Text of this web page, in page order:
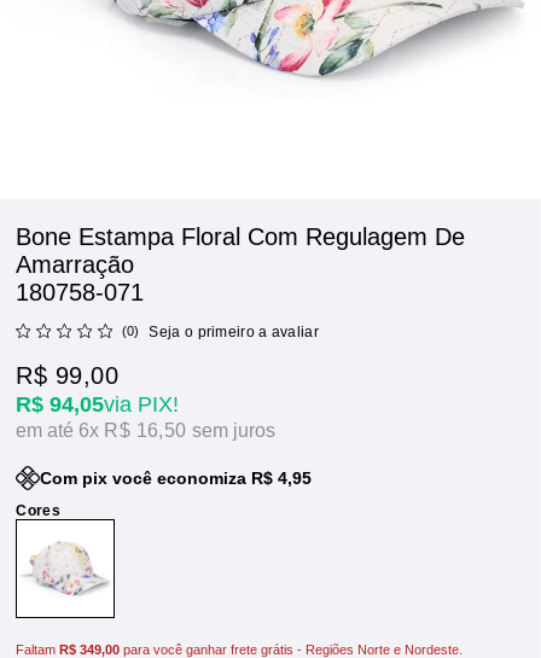
Bone Estampa Floral Com Regulagem De
Amarração
180758-071
(0) Seja o primeiro a avaliar
R$ 94,05via PIX!
R$ 99,00
6x R$ 16,50sem juros
Com pix você economiza R$ 4,95
FaltamR$ 349,00 para você ganhar frete grátis - Regiões Norte e Nordeste.